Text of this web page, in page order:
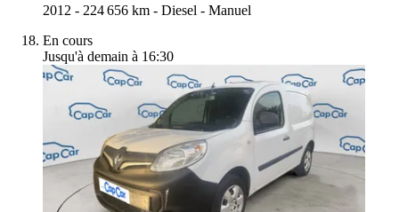
2012 - 224 656 km - Diesel - Manuel
En cours
Jusqu'à demain à 16:30